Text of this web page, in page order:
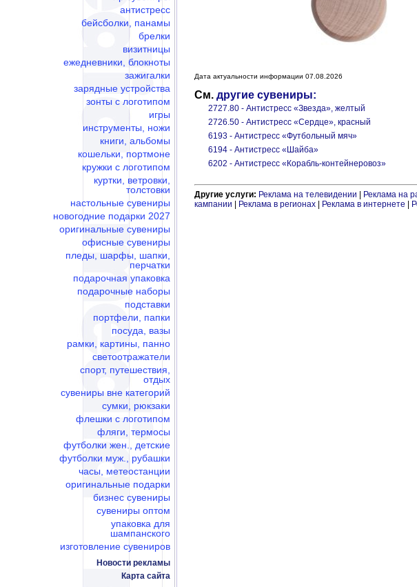
антистресс
бейсболки, панамы
брелки
визитницы
ежедневники, блокноты
зажигалки
зарядные устройства
зонты с логотипом
игры
инструменты, ножи
книги, альбомы
кошельки, портмоне
кружки с логотипом
куртки, ветровки,
толстовки
настольные сувениры
новогодние подарки 2027
оригинальные сувениры
офисные сувениры
пледы, шарфы, шапки,
перчатки
подарочная упаковка
подарочные наборы
подставки
портфели, папки
посуда, вазы
рамки, картины, панно
светоотражатели
спорт, путешествия,
отдых
сувениры вне категорий
сумки, рюкзаки
флешки c логотипом
фляги, термосы
футболки жен., детские
футболки муж., рубашки
часы, метеостанции
оригинальные подарки
бизнес сувениры
сувениры оптом
упаковка для
шампанского
изготовление сувениров
Новости рекламы
Карта сайта
Дата актуальности информации 07.08.2026
См. другие сувениры:
2727.80 - Антистресс «Звезда», желтый
2726.50 - Антистресс «Сердце», красный
6193 - Антистресс «Футбольный мяч»
6194 - Антистресс «Шайба»
6202 - Антистресс «Корабль-контейнеровоз»
Другие услуги: Реклама на телевидении Реклама на
кампании
Реклама в регионах Реклама в интернете